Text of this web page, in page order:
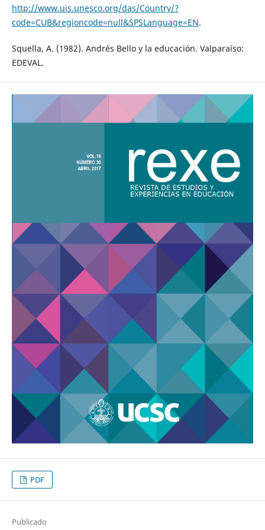
http://www.uis.unesco.org/das/Country/?
code=CUB&regioncode=null&SPSLanguage=EN.
Squella, A. (1982). Andrés Bello y la educación. Valparaíso:
EDEVAL.
PDF
Publicado